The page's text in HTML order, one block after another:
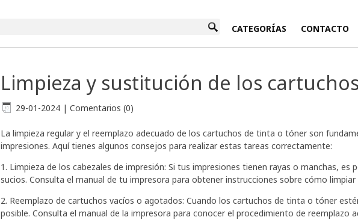
INICIO CATEGORÍAS CONTACTO
Limpieza y sustitución de los
29-01-2024| Comentarios (0)
La limpieza regular y el reemplazo adecuado de los cartuchos de tinta o tóner son
impresiones. Aquí tienes algunos consejos para realizar estas tareas correctamente:
1. Limpieza de los cabezales de impresión: Si tus impresiones tienen rayas o manchas, es
sucios. Consulta el manual de tu impresora para obtener instrucciones sobre cómo limpiar
2. Reemplazo de cartuchos vacíos o agotados: Cuando los cartuchos de tinta o tóner
posible. Consulta el manual de la impresora para conocer el procedimiento de reemplazo